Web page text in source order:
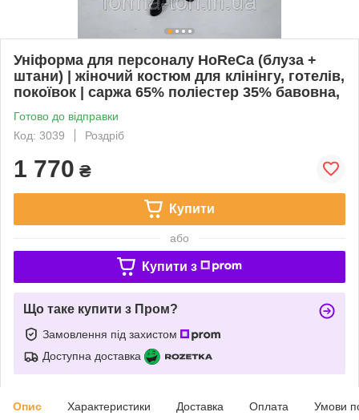
Уніформа для персоналу HoReCa (блуза +
штани) | жіночий костюм для клінінгу, готелів,
покоївок | саржа 65% поліестер 35% бавовна,
Готово до відправки
Код: 3039
Роздріб
1 770 ₴
Купити
або
Купити з
Що таке купити з Пром?
Замовлення під захистом
Доступна доставка
Опис Характеристики Доставка Оплата Умови